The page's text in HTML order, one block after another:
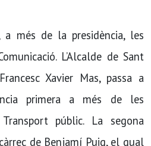
a més de la presidència, les
L’Alcalde de Sant
Xavier Mas, passa a
primera a més de les
públic. La segona
de Benjamí Puig, el qual